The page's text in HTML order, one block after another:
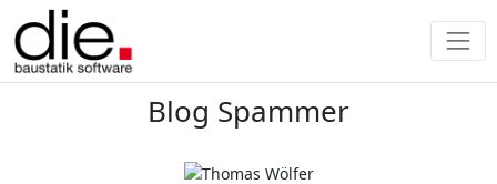
Blog Spammer